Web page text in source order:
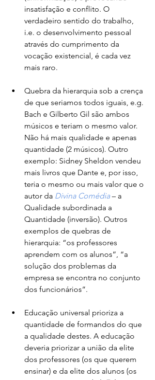
insatisfação e conflito. O
verdadeiro sentido do trabalho,
i.e. o desenvolvimento pessoal
através do cumprimento da
vocação existencial, é cada vez
mais raro.
Quebra da hierarquia sob a crença
de que seriamos todos iguais, e.g.
Bach e Gilberto Gil são ambos
músicos e teriam o mesmo valor.
Não há mais qualidade e apenas
quantidade (2 músicos). Outro
exemplo: Sidney Sheldon vendeu
mais livros que Dante e, por isso,
teria o mesmo ou mais valor que o
autor da Divina Comédia – a
Qualidade subordinada a
Quantidade (inversão). Outros
exemplos de quebras de
hierarquia: “os professores
aprendem com os alunos”, “a
solução dos problemas da
empresa se encontra no conjunto
dos funcionários”.
Educação universal prioriza a
quantidade de formandos do que
a qualidade destes. A educação
deveria priorizar a união da elite
dos professores (os que querem
ensinar) e da elite dos alunos (os